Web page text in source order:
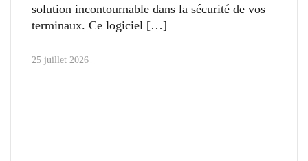
solution incontournable dans la sécurité de vos
terminaux. Ce logiciel
25 juillet 2026